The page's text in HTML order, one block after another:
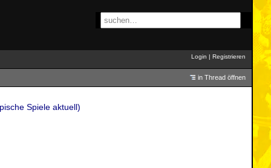
Login | Registrieren
in Thread öffnen
Spiele aktuell)